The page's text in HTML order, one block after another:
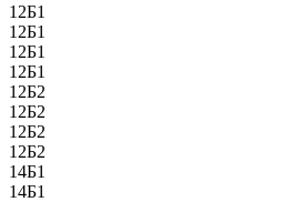
12Б1
12Б1
12Б1
12Б1
12Б2
12Б2
12Б2
12Б2
14Б1
14Б1